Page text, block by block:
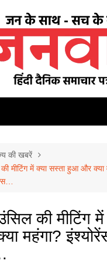
की खबरें
मीट‍िंग में क्‍या सस्‍ता हुआ और क्‍या
की मीट‍िंग में
महंगा?